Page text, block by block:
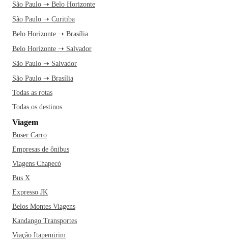
São Paulo ➝ Belo Horizonte
São Paulo ➝ Curitiba
Belo Horizonte ➝ Brasília
Belo Horizonte ➝ Salvador
São Paulo ➝ Salvador
São Paulo ➝ Brasília
Todas as rotas
Todas os destinos
Viagem
Buser Carro
Empresas de ônibus
Viagens Chapecó
Bus X
Expresso JK
Belos Montes Viagens
Kandango Transportes
Viação Itapemirim